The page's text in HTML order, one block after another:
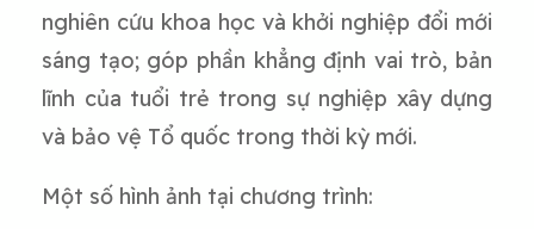
nghiên cứu khoa học và khởi nghiệp đổi mới
sáng tạo; góp phần khẳng định vai trò, bản
lĩnh của tuổi trẻ trong sự nghiệp xây dựng
và bảo vệ Tổ quốc trong thời kỳ mới.
Một số hình ảnh tại chương trình: